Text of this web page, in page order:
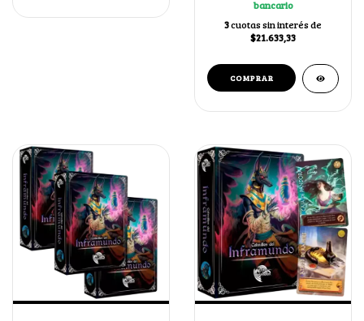
bancario
3cuotas sin interés de
$21.633,33